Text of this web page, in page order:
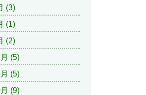
(3)
(1)
(2)
(5)
(5)
(9)